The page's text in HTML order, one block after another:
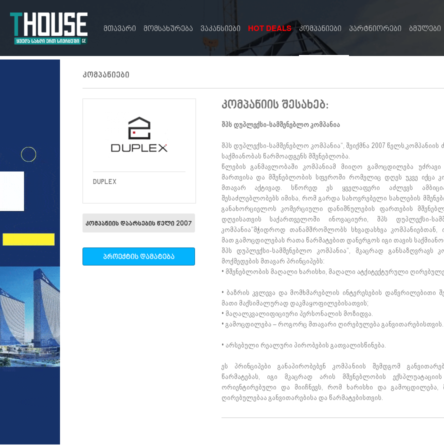
მთავარი მომსახურება ვაკანსიები HOT DEALS კომპანიები პარტნიორები ბმულები
კომპანიები
DUPLEX
კომპანიის დაარსების წელი 2007
პროექტის დამატება
კომპანიის შესახებ:
შპს დუპლექსი-სამშენებლო კომპანია
შპს დუპლექსი-სამშენებლო კომპანია“, შეიქმნა 2007
საქმიანობას წარმოადგენს მშენებლობა.
წლების განმავლობაში კომპანიამ მიიღო გამოცდილება უძრავი
მართვისა და მშენებლობის სფეროში რომელიც დღეს უკვე იქცა
მთავარ აქტივად. სწორედ ეს ყველაფერი აძლევს
შესაძლებლობებს იმისა, რომ გარდა სახოვრებელი სახლების
განახორციელოს კომერციული დანიშნულების ფართების
დღეისათვის საქართველოში ინოვაციური, შპს დუპლექსი-
კომპანია“მჭიდროდ თანამშრომლობს სხვადასხვა კომპანიებთან,
მათ გამოცდილებას რათა წარმატებით დანერგოს იგი თავის
შპს დუპლექსი-სამშენებლო კომპანია“, მკაცრად განსაზღვრავს
მოქმედების მთავარ პრინციპებს:
• მშენებლობის მაღალი ხარისხი, მაღალი ატქიტექტურული
• ბაზრის კვლევა და მომხმარებლის ინტერესების დაწვრილებითი
მათი მაქსიმალურად დაკმაყოფილებისათვის;
• მაღალკვალიფიციური პერსონალის მოზიდვა.
• გამოცდილება – როგორც მთავარი ღირებულება განვითარებისთვის.
• არსებული რეალური პირობების გათვალისწინება.
ეს პრინციპები განაპირობებენ კომპანიის შემდგომ
წარმატებას, იგი მკაცრად არის მშენებლობის
ორიენტირებული და მიიჩნევს, რომ ხარისხი და გამოცდილება,
ღირებულებაა განვითარებისა და წარმატებისთვის.